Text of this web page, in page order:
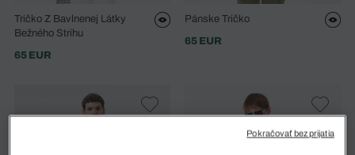
Tričko Z Bavlnenej Látky
Bežného Strihu
65 EUR
Pánske Tričko
65 EUR
Pokračovať bez prijatia